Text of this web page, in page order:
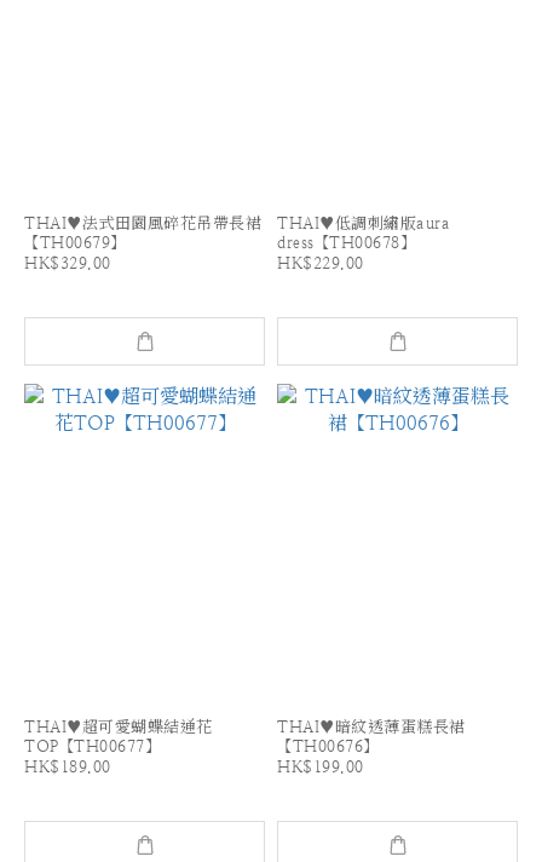
THAI♥法式田園風碎花吊帶長裙
【TH00679】
HK$329.00
THAI♥低調刺繡版aura
dress【TH00678】
HK$229.00
THAI♥超可愛蝴蝶結通花
TOP【TH00677】
HK$189.00
THAI♥暗紋透薄蛋糕長裙
【TH00676】
HK$199.00